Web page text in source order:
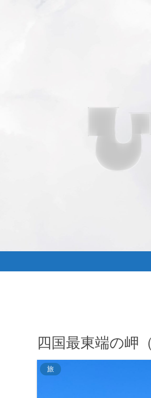
四国最東端の岬
旅